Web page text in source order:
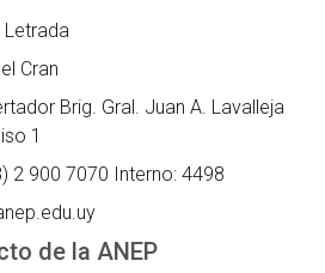
Letrada
Cran
Brig. Gral. Juan A. Lavalleja
1
2 900 7070 Interno: 4498
de la ANEP